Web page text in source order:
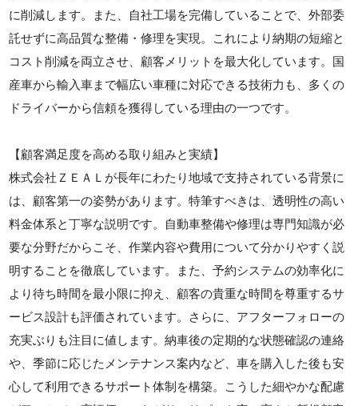
に削減します。また、自社工場を完備していることで、外部委
託せずに高品質な整備・修理を実現。これにより納期の短縮と
コスト削減を両立させ、顧客メリットを最大化しています。国
産車から輸入車まで幅広い車種に対応できる技術力も、多くの
ドライバーから信頼を獲得している理由の一つです。
【顧客満足度を高める取り組みと実績】
株式会社ＺＥＡＬが長年にわたり地域で支持されている背景に
は、顧客第一の姿勢があります。特筆すべきは、透明性の高い
料金体系と丁寧な説明です。自動車整備や修理は専門知識が必
要な分野だからこそ、作業内容や費用について分かりやすく説
明することを徹底しています。また、予約システムの効率化に
より待ち時間を最小限に抑え、顧客の貴重な時間を尊重するサ
ービス設計も評価されています。さらに、アフターフォローの
充実ぶりも注目に値します。納車後の定期的な状態確認の連絡
や、季節に応じたメンテナンス案内など、車を購入した後も安
心して利用できるサポート体制を構築。こうした細やかな配慮